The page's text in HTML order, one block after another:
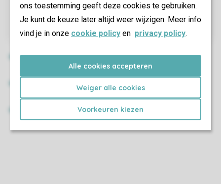
ons toestemming geeft deze cookies te gebruiken.
Je kunt de keuze later altijd weer wijzigen. Meer info
vind je in onze cookie policy en privacy policy.
Alle cookies accepteren
Weiger alle cookies
Voorkeuren kiezen